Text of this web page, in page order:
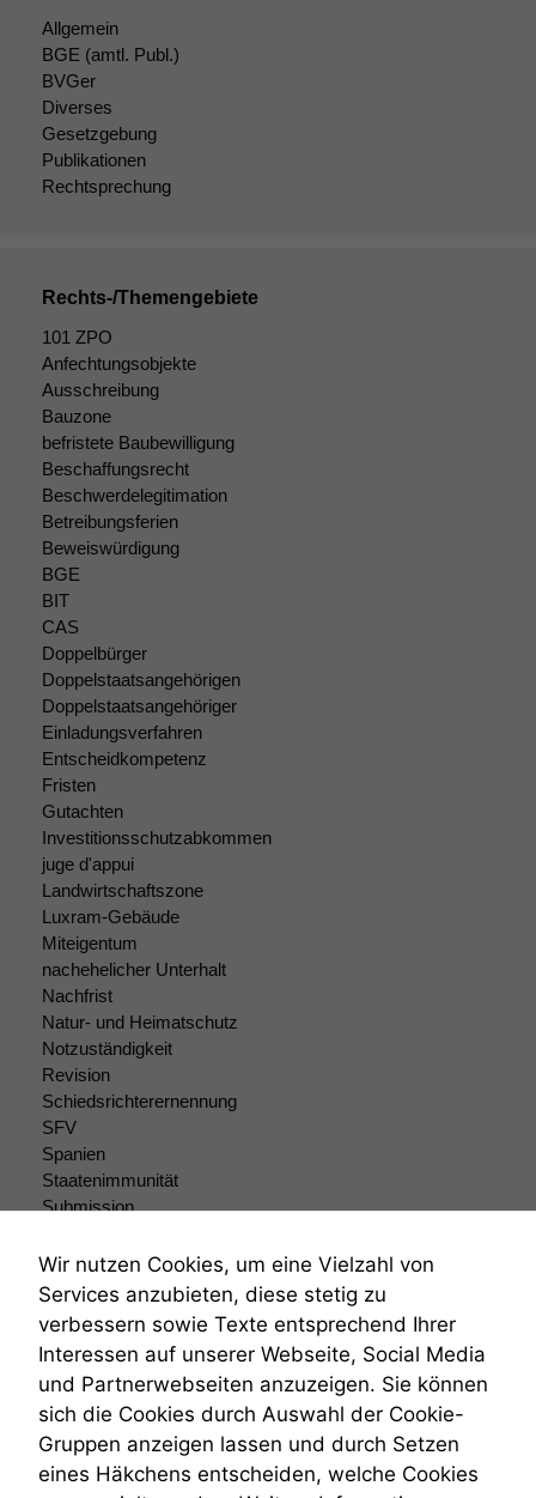
Allgemein
BGE (amtl. Publ.)
BVGer
Diverses
Gesetzgebung
Publikationen
Rechtsprechung
Rechts-/Themengebiete
101 ZPO
Anfechtungsobjekte
Ausschreibung
Bauzone
befristete Baubewilligung
Beschaffungsrecht
Beschwerdelegitimation
Betreibungsferien
Beweiswürdigung
BGE
BIT
CAS
Doppelbürger
Doppelstaatsangehörigen
Doppelstaatsangehöriger
Einladungsverfahren
Entscheidkompetenz
Fristen
Gutachten
Investitionsschutzabkommen
juge d'appui
Landwirtschaftszone
Luxram-Gebäude
Miteigentum
nachehelicher Unterhalt
Nachfrist
Natur- und Heimatschutz
Notzuständigkeit
Revision
Schiedsrichterernennung
SFV
Spanien
Staatenimmunität
Submission
Teilungsklage
Venezuela
VRK
Wiederherstellungsanordnung
Zivilprozessordnung
ZPO
Zustellfiktion
Zuständigkeit
Öffentliches Personalrecht
Wir nutzen Cookies, um eine Vielzahl von
Services anzubieten, diese stetig zu
verbessern sowie Texte entsprechend Ihrer
Interessen auf unserer Webseite, Social Media
und Partnerwebseiten anzuzeigen. Sie können
sich die Cookies durch Auswahl der Cookie-
Gruppen anzeigen lassen und durch Setzen
eines Häkchens entscheiden, welche Cookies
funktionieren.
Marketing
Wir speichern
anonyme Daten ab,
um interne
marketingtechnische
Auswertungen
durchführen zu
können. Diese helfen
uns, unsere Website